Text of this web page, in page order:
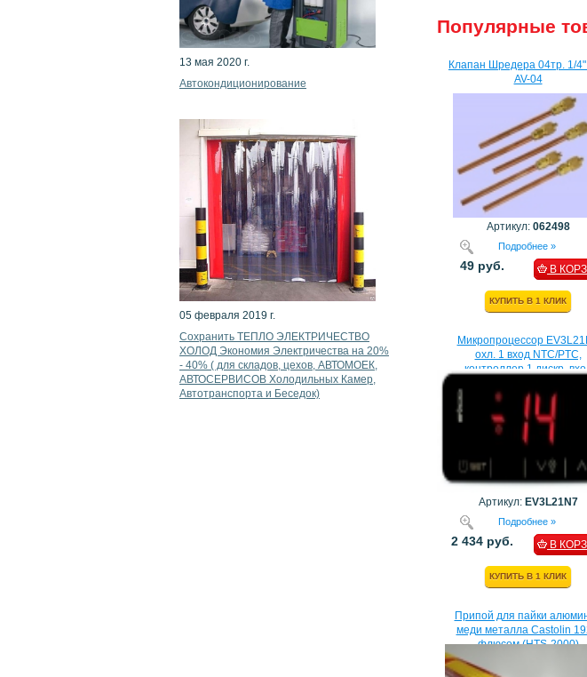
Популярные
Клапан Шредера 04тр. 1/
AV-04
Артикул: 062498
Подробнее »
49 руб. В
КУПИТЬ В 1 КЛИК
Микропроцессор
охл. 1 вход NTC/PTC,
контроллер 1 дискр.
Артикул: EV3L21N7
Подробнее »
2 434 руб. В
КУПИТЬ В 1 КЛИК
Припой для пайки
меди металла Castolin
флюсом (HTS-2000)
13 мая 2020 г.
Автокондиционирование
05 февраля 2019 г.
Сохранить ТЕПЛО ЭЛЕКТРИЧЕСТВО
ХОЛОД Экономия Электричества на 20%
- 40% ( для складов, цехов, АВТОМОЕК,
АВТОСЕРВИСОВ Холодильных Камер,
Автотранспорта и Беседок)